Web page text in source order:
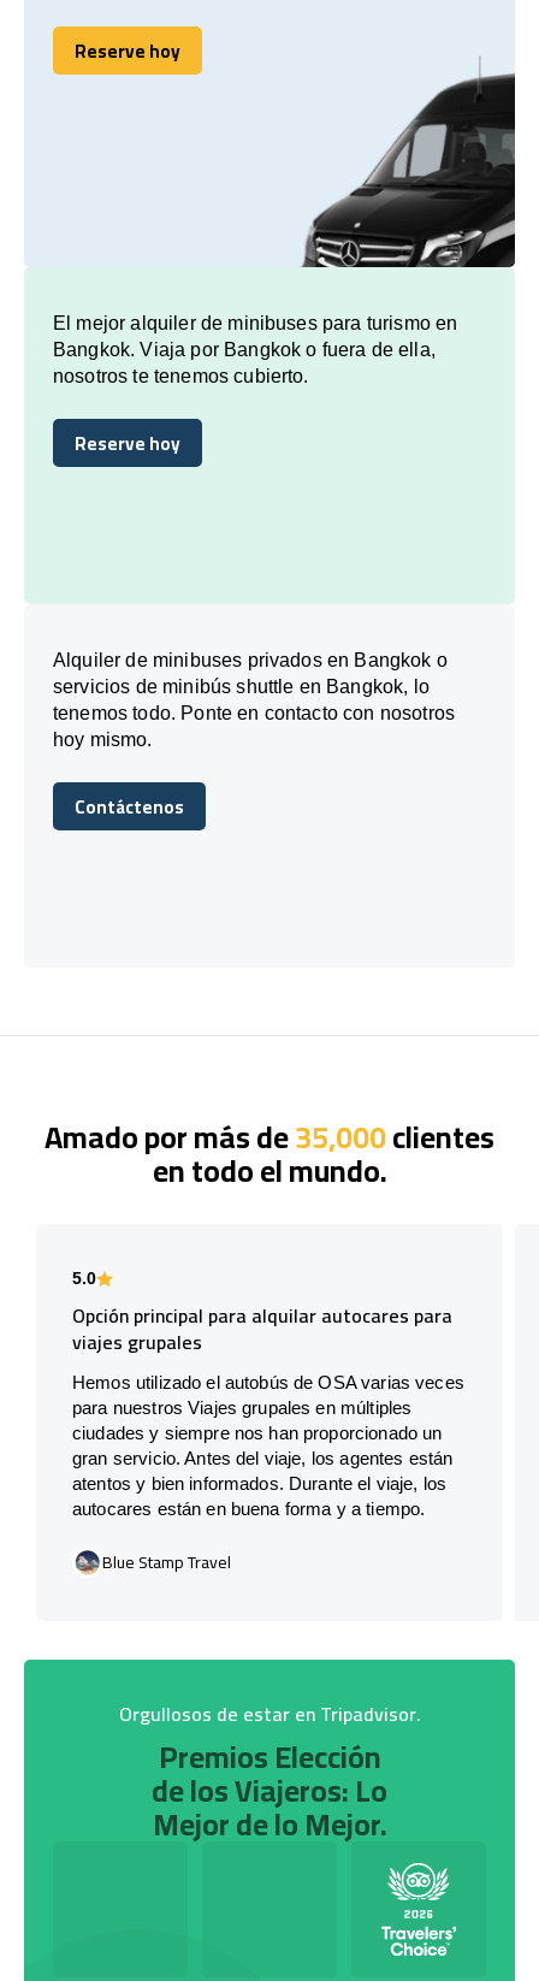
Reserve hoy
Reserve hoy
El mejor alquiler de minibuses para turismo en
Bangkok. Viaja por Bangkok o fuera de ella,
nosotros te tenemos cubierto.
Reserve hoy
Reserve hoy
Alquiler de minibuses privados en Bangkok o
servicios de minibús shuttle en Bangkok, lo
tenemos todo. Ponte en contacto con nosotros
hoy mismo.
Contáctenos
Contáctenos
Amado por más de35,000clientes
en todo el mundo.
5.0
Opción principal para alquilar autocares para
viajes grupales
Hemos utilizado el autobús de OSA varias veces
para nuestros Viajes grupales en múltiples
ciudades y siempre nos han proporcionado un
gran servicio. Antes del viaje, los agentes están
atentos y bien informados. Durante el viaje, los
autocares están en buena forma y a tiempo.
Blue Stamp Travel
Orgullosos de estar en Tripadvisor.
Premios Elección
de los Viajeros: Lo
Mejor de lo Mejor.